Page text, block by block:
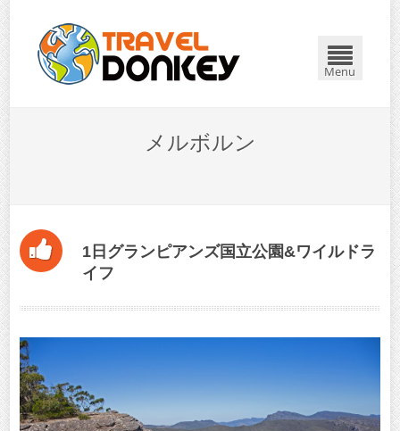
Menu
メルボルン
1日グランピアンズ国立公園&ワイルドラ
イフ